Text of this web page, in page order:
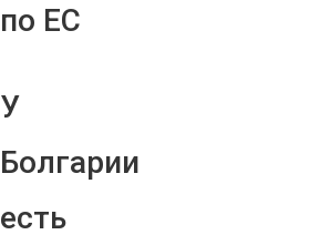
по ЕС
У
Болгарии
есть